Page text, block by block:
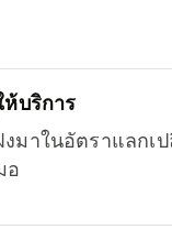
ห้บริการ
มาในอัตราแลกเ
อ